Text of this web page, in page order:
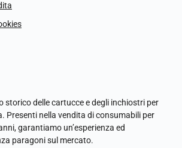
storico delle cartucce e degli inchiostri per
Presenti nella vendita di consumabili per
garantiamo un’esperienza ed
paragoni sul mercato.